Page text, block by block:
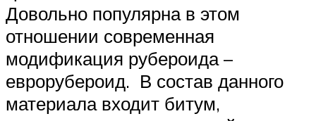
Довольно популярна в этом
отношении современная
модификация рубероида –
еврорубероид. В состав данного
материала входит битум,